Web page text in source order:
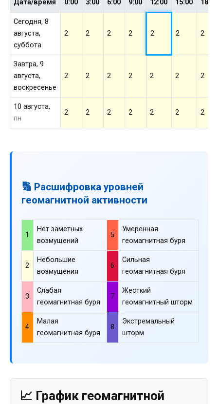
Дата/время 0:00 3:00 6:00 9:00 12:00 15:00 18:00
Сегодня, 8
августа,
суббота
2 2 2 2 2 2 2
Завтра, 9
августа,
воскресенье
2 2 2 2 2 2 2
10 августа,
пн
2 2 2 2 2 2 2
🔢 Расшифровка уровней
геомагнитной активности
1
Нет заметных
возмущений
5
Умеренная
геомагнитная буря
2
Небольшие
возмущения
6
Сильная
геомагнитная буря
3
Слабая
геомагнитная буря
7
Жесткий
геомагнитный шторм
4
Малая
геомагнитная буря
8
Экстремальный
шторм
📈 График геомагнитной